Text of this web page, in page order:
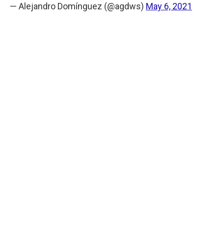
— Alejandro Domínguez (@agdws) May 6, 2021